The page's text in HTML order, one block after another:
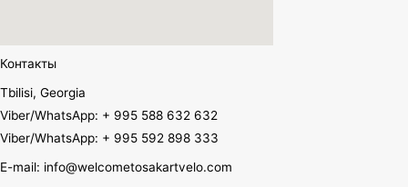
Контакты
Tbilisi, Georgia
Viber/WhatsApp: + 995 588 632 632
Viber/WhatsApp: + 995 592 898 333
E-mail: info@welcometosakartvelo.com